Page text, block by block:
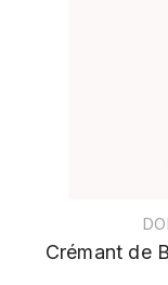
Crémant de